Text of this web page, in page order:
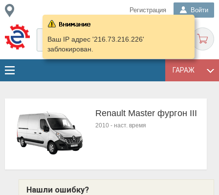
Регистрация Войти
ГАРАЖ
Ваш IP адрес '216.73.216.226'
заблокирован.
Renault Master фургон III
2010 - наст. время
Нашли ошибку?